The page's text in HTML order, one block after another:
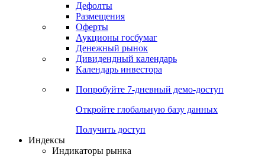
Получить доступ
Календарь
Календарь событий
Дефолты
Размещения
Оферты
Денежный рынок
Календарь инвестора
Попробуйте7-дневный
Откройте глобальную базу данных